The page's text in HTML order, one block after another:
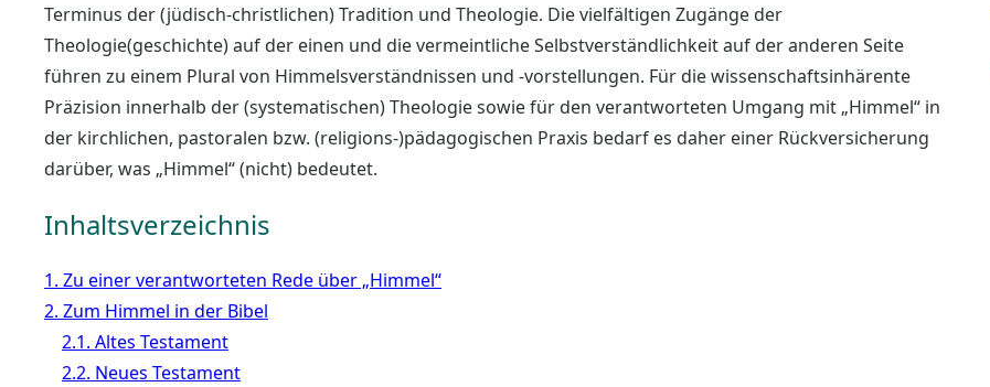
Terminus der (jüdisch-christlichen) Tradition und Theologie. Die vielfältigen Zugänge der
Theologie(geschichte) auf der einen und die vermeintliche Selbstverständlichkeit auf der anderen Seite
führen zu einem Plural von Himmelsverständnissen und -vorstellungen. Für die wissenschaftsinhärente
Präzision innerhalb der (systematischen) Theologie sowie für den verantworteten Umgang mit „Himmel“ in
der kirchlichen, pastoralen bzw. (religions-)pädagogischen Praxis bedarf es daher einer Rückversicherung
darüber, was „Himmel“ (nicht) bedeutet.
Inhaltsverzeichnis
1. Zu einer verantworteten Rede über „Himmel“
2. Zum Himmel in der Bibel
2.1. Altes Testament
2.2. Neues Testament